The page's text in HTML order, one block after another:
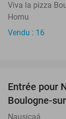
Viva la pizza
Hornu
Vendu : 16
Entrée pour
Boulogne-
Nausicaá